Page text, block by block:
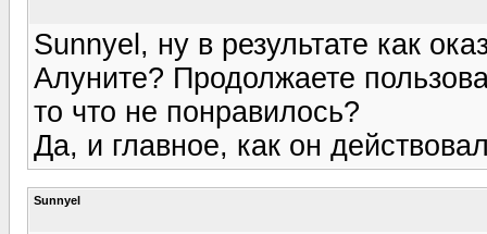
Sunnyel, ну в результате как
Алуните? Продолжаете
то что не понравилось?
Да, и главное, как он
Sunnyel